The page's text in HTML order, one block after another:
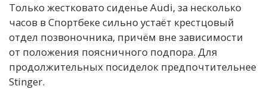
Только жестковато сиденье Audi, за несколько
часов в Спортбеке сильно устаёт крестцовый
отдел позвоночника, причём вне зависимости
от положения поясничного подпора. Для
продолжительных посиделок предпочтительнее
Stinger.